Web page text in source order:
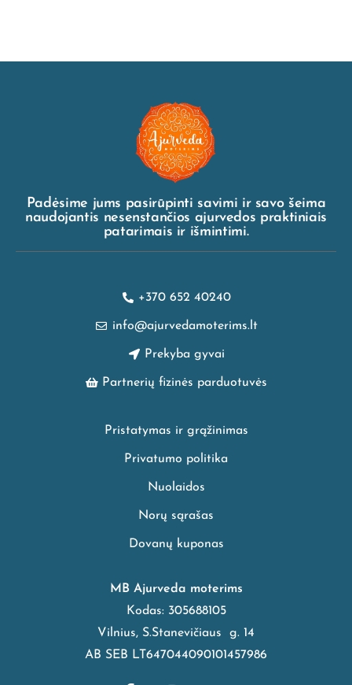
Padėsime jums pasirūpinti savimi ir savo šeima
naudojantis nesenstančios ajurvedos praktiniais
patarimais ir išmintimi.
+370 652 40240
info@ajurvedamoterims.lt
Prekyba gyvai
Partnerių fizinės parduotuvės
Pristatymas ir grąžinimas
Privatumo politika
Nuolaidos
Norų sąrašas
Dovanų kuponas
MB Ajurveda moterims
Kodas: 305688105
Vilnius, S.Stanevičiaus g. 14
AB SEB LT647044090101457986